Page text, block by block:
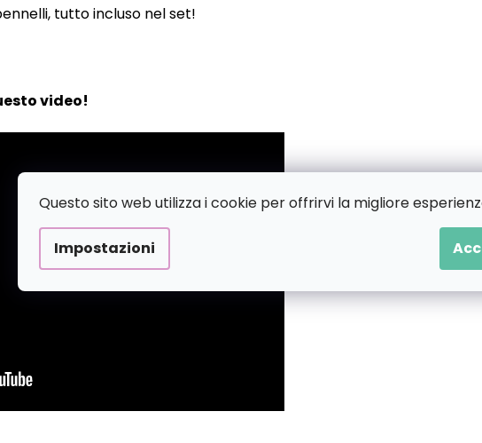
Questo sito web utilizza i cookie per offrirvi la migliore
Impostazioni
tutto incluso nel set!
video!